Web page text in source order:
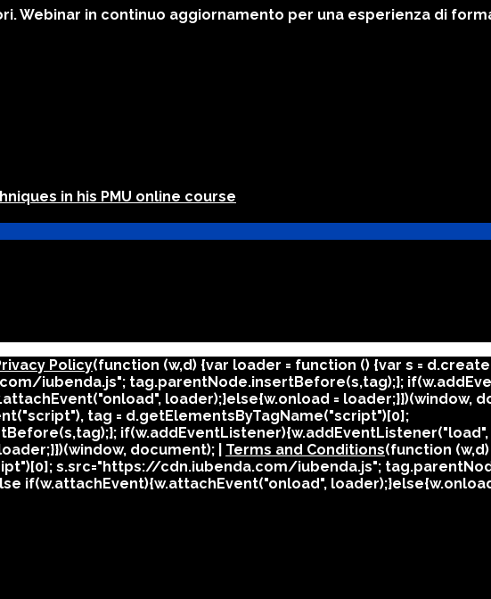
Webinar in continuo aggiornamento per una esperienza di
Policy(function (w,d) {var loader = function () {var s =
iubenda.js"; tag.parentNode.insertBefore(s,tag);};
loader);}else{w.onload = loader;}})(window,
tag = d.getElementsByTagName("script")[0];
document); | Terms and Conditions(function
s.src="https://cdn.iubenda.com/iubenda.js";
if(w.attachEvent){w.attachEvent("onload",